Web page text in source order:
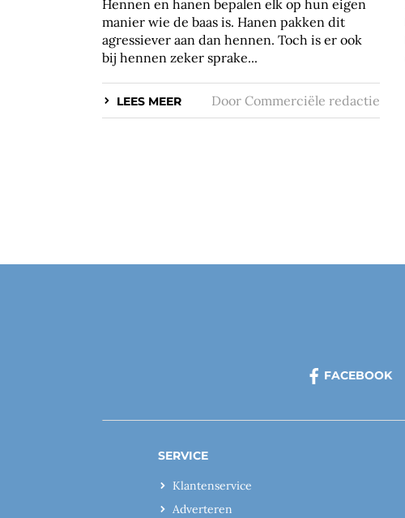
Hennen en hanen bepalen elk op hun eigen
manier wie de baas is. Hanen pakken dit
agressiever aan dan hennen. Toch is er ook
bij hennen zeker sprake...
LEES MEER Door Commerciële redactie
FACEBOOK
SERVICE
Klantenservice
Adverteren